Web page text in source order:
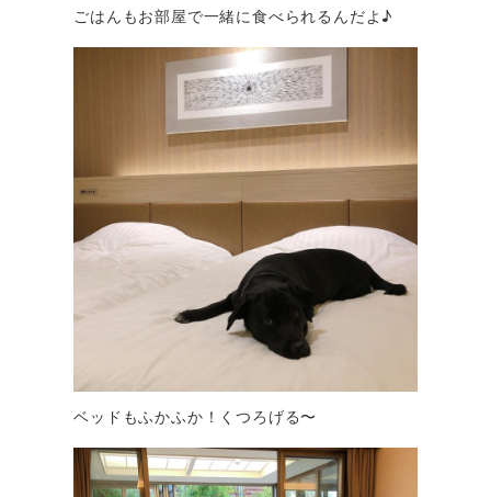
ごはんもお部屋で一緒に食べられるんだよ♪
ベッドもふかふか！くつろげる〜